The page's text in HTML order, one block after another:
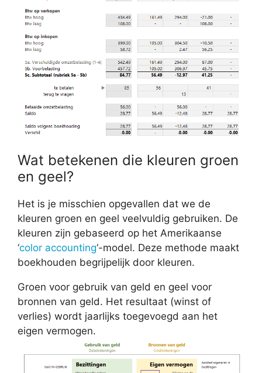
Wat betekenen die kleuren groen
en geel?
Het is je misschien opgevallen dat we de
kleuren groen en geel veelvuldig gebruiken. De
kleuren zijn gebaseerd op het Amerikaanse
‘color accounting‘-model. Deze methode maakt
boekhouden begrijpelijk door kleuren.
Groen voor gebruik van geld en geel voor
bronnen van geld. Het resultaat (winst of
verlies) wordt jaarlijks toegevoegd aan het
eigen vermogen.